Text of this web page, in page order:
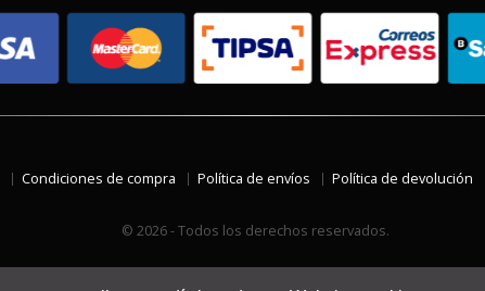
Condiciones de compra Política de envíos Política de devolución
© 2026 - Todos los derechos reservados.